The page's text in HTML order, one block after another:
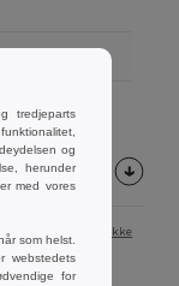
muligvis ikke
tredjeparts
og
herunder
med vores
som helst.
webstedets
for